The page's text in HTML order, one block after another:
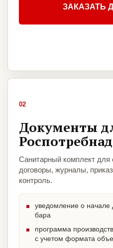
ЗАКАЗАТЬ
02
Документы
Санитарный комплект
договоры, журналы,
контроль.
уведомление о начале
бара
программа
с учетом формата